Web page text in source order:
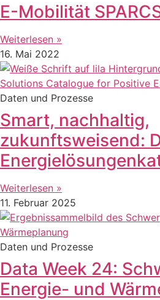
E-Mobilität
Weiterlesen »
16. Mai 2022
Daten und Prozesse
Smart, nachhaltig,
zukunftsweisend:
Weiterlesen »
11. Februar 2025
Daten und Prozesse
Data Week 24:
Energie- und